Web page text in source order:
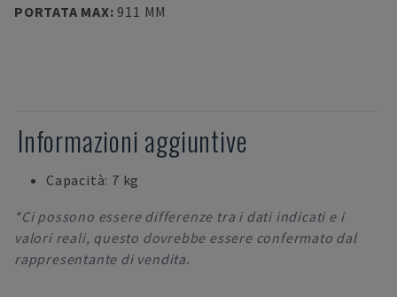
PORTATA MAX: 911 MM
Informazioni aggiuntive
Capacità: 7 kg
*Ci possono essere differenze tra i dati indicati e i
valori reali, questo dovrebbe essere confermato dal
rappresentante di vendita.